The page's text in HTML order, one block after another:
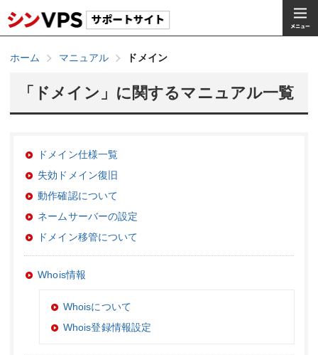
ホーム マニュアル ドメイン
「ドメイン」に関するマニュアル一覧
ドメイン仕様一覧
失効ドメイン復旧
動作確認について
ネームサーバーの設定
ドメイン移管について
Whois情報
Whoisについて
Whois登録情報設定